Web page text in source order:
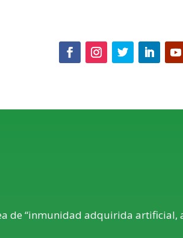
de “inmunidad adquirida artificial,